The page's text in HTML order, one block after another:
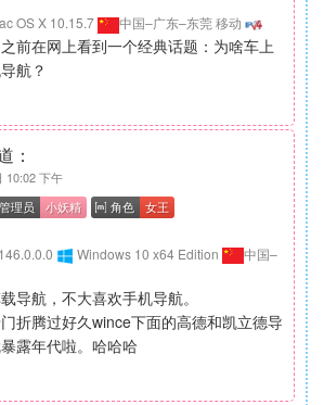
OS X 10.15.7 中国–广东–东莞 移动
前在网上看到一个经典话题：为啥车上
航？
：
10:02 下午
Windows 10 x64 Edition
中国–
导航，不大喜欢手机导航。
折腾过好久wince下面的高德和凯立德导
露年代啦。哈哈哈